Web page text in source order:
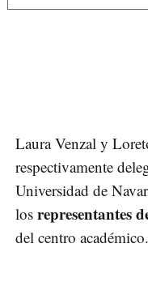
Laura Venzal y
respectivamente
Universidad de
los representantes
del centro académico.